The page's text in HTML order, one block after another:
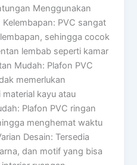
Menggunakan
PVC sangat
sehingga cocok
lembab seperti kamar
Mudah: Plafon PVC
memerlukan
kayu atau
Plafon PVC ringan
menghemat waktu
Desain: Tersedia
dan motif yang bisa